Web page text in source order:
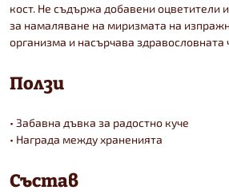
кост. Не съдържа добавени оцветители
за намаляване на миризмата на
организма и насърчава
Ползи
• Забавна дъвка за радостно куче
• Награда между храненията
Състав